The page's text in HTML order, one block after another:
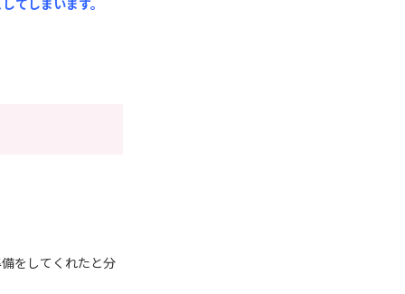
てしまいます。
をしてくれたと分